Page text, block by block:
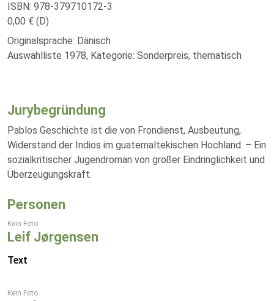
ISBN: 978-379710172-3
0,00 € (D)
Originalsprache: Dänisch
Auswahlliste 1978, Kategorie: Sonderpreis, thematisch
Jurybegründung
Pablos Geschichte ist die von Frondienst, Ausbeutung,
Widerstand der Indios im guatemaltekischen Hochland. – Ein
sozialkritischer Jugendroman von großer Eindringlichkeit und
Überzeugungskraft.
Personen
Kein Foto
Leif Jørgensen
Text
Kein Foto